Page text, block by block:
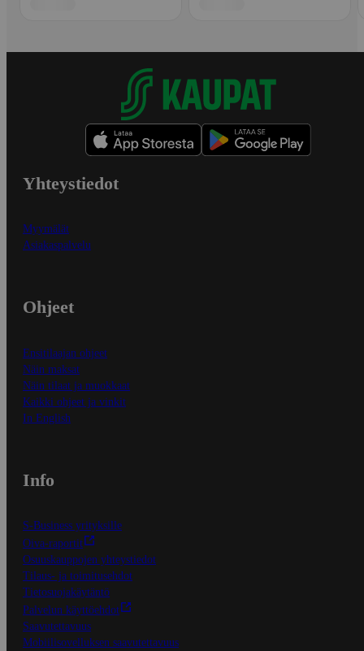
Yhteystiedot
Myymälät
Asiakaspalvelu
Ohjeet
Ensitilaajan ohjeet
Näin maksat
Näin tilaat ja muokkaat
Kaikki ohjeet ja vinkit
In English
Info
S-Business yrityksille
Oiva-raportit
Osuuskauppojen yhteystiedot
Tilaus- ja toimitusehdot
Tietosuojakäytäntö
Palvelun käyttöehdot
Saavutettavuus
Mobiilisovelluksen saavutettavuus